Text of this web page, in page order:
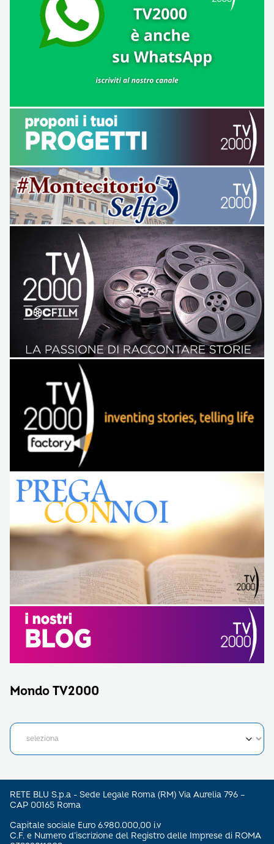
Mondo TV2000
RETE BLU S.p.a - Sede Legale Roma (RM) Via Aurelia 796 –
CAP 00165 Roma
Capitale sociale Euro 6.980.000,00 i.v
C.F. e Numero d’iscrizione del Registro delle Imprese di ROMA